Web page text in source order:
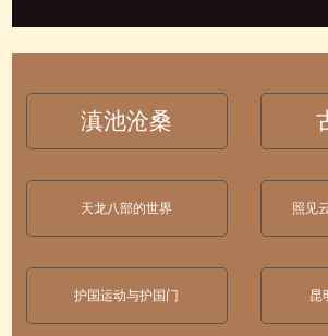
滇池沧桑
天龙八部的世界 照见
护国运动与护国门 昆